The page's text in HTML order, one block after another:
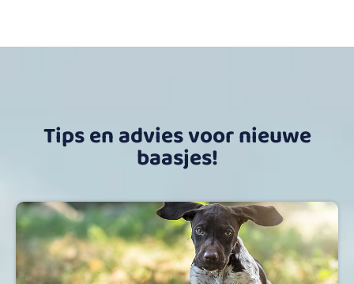
Tips en advies voor nieuwe
baasjes!